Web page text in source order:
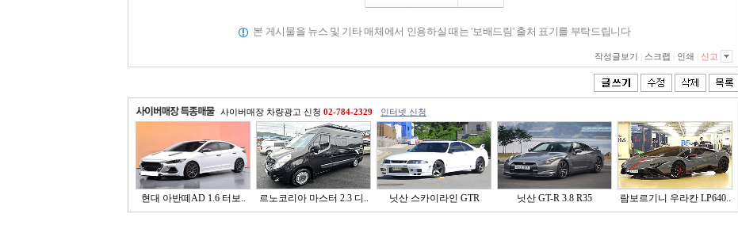
본 게시물을 뉴스 및 기타 매체에서 인용하실 때는 '보배드림' 출처 표기를 부탁드립니다
작성글보기 스크랩 인쇄 신고
사이버매장 차량광고 신청 02-784-2329 인터넷 신청
현대 아반떼AD 1.6 터보.. 르노코리아 마스터 2.3 디.. 닛산 스카이라인 GTR 닛산 GT-R 3.8 R35 람보르기니 우라칸 LP640..